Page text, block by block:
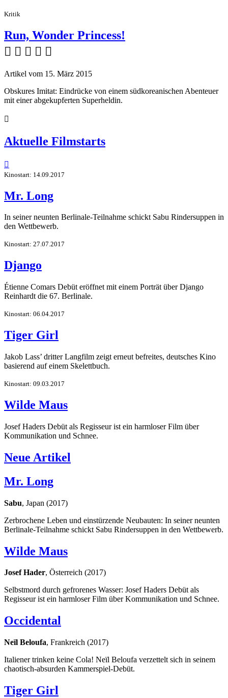
Kritik
Run, Wonder Princess!
    
Artikel vom 15. März 2015
Obskures Imitat: Eindrücke von einem südkoreanischen Abenteuer
mit einer abgekupferten Superheldin.

Aktuelle Filmstarts

Kinostart: 14.09.2017
Mr. Long
In seiner neunten Berlinale-Teilnahme schickt Sabu Rindersuppen in
den Wettbewerb.
Kinostart: 27.07.2017
Django
Étienne Comars Debüt eröffnet mit einem Porträt über Django
Reinhardt die 67. Berlinale.
Kinostart: 06.04.2017
Tiger Girl
Jakob Lass’ dritter Langfilm zeigt erneut befreites, deutsches Kino
basierend auf einem Skelettbuch.
Kinostart: 09.03.2017
Wilde Maus
Josef Haders Debüt als Regisseur ist ein harmloser Film über
Kommunikation und Schnee.
Neue Artikel
Mr. Long
Sabu, Japan (2017)
Zerbrochene Leben und einstürzende Neubauten: In seiner neunten
Berlinale-Teilnahme schickt Sabu Rindersuppen in den Wettbewerb.
Wilde Maus
Josef Hader, Österreich (2017)
Selbstmord durch gefrorenes Wasser: Josef Haders Debüt als
Regisseur ist ein harmloser Film über Kommunikation und Schnee.
Occidental
Neïl Beloufa, Frankreich (2017)
Italiener trinken keine Cola! Neïl Beloufa verzettelt sich in seinem
chaotisch-absurden Kammerspiel-Debüt.
Tiger Girl